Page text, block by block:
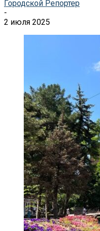
Городской Репортер
-
2 июля 2025